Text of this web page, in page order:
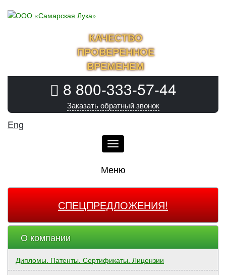
КАЧЕСТВО
ПРОВЕРЕННОЕ
ВРЕМЕНЕМ
8 800-333-57-44
Заказать обратный звонок
Eng
Меню
Меню
СПЕЦПРЕДЛОЖЕНИЯ!
О компании
Дипломы. Патенты. Сертификаты. Лицензии